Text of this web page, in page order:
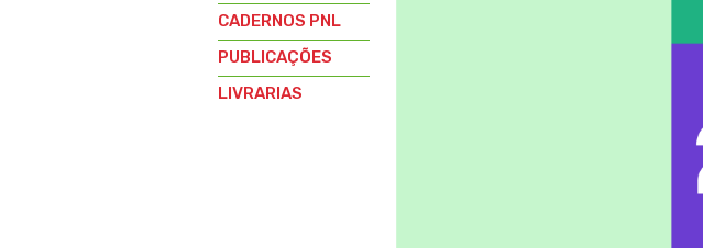
CADERNOS PNL
PUBLICAÇÕES
LIVRARIAS